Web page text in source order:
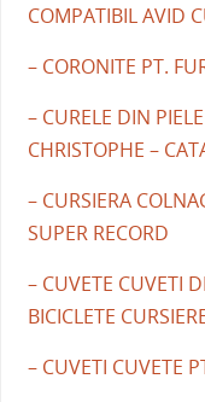
COMPATIBIL AVID
– CORONITE PT.
– CURELE DIN
CHRISTOPHE –
– CURSIERA
SUPER RECORD
– CUVETE CUVETI
BICICLETE
– CUVETI CUVETE